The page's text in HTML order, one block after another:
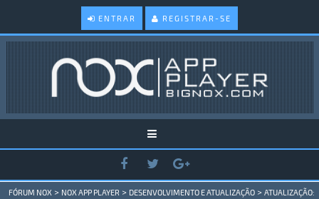
ENTRAR REGISTRAR-SE
FÓRUM NOX > NOX APP PLAYER > DESENVOLVIMENTO E ATUALIZAÇÃO > ATUALIZAÇÃO: